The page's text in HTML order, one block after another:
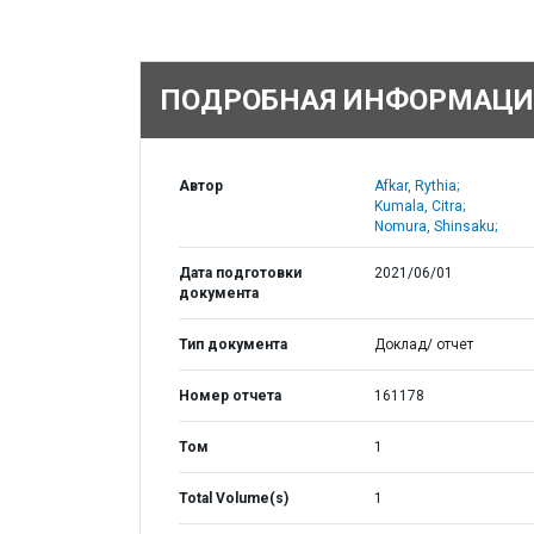
ПОДРОБНАЯ
Автор
Afkar, Rythia;
Kumala, Citra;
Nomura, Shinsaku;
Дата подготовки
документа
2021/06/01
Тип документа Доклад/ отчет
Номер отчета 161178
Том 1
Total Volume(s) 1